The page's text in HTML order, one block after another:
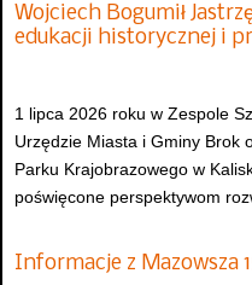
Wojciech Bogumił
edukacji historycznej i
1 lipca 2026 roku w Zespole
Urzędzie Miasta i Gminy Brok
Parku Krajobrazowego w
poświęcone perspektywom
Informacje z Mazowsza